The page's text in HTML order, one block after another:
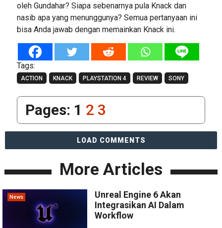
oleh Gundahar? Siapa sebenarnya pula Knack dan
nasib apa yang menunggunya? Semua pertanyaan ini
bisa Anda jawab dengan memainkan Knack ini.
Tags:
ACTION KNACK PLAYSTATION 4 REVIEW SONY
Pages: 1 2 3
LOAD COMMENTS
More Articles
News
Unreal Engine 6 Akan
Integrasikan AI Dalam
Workflow